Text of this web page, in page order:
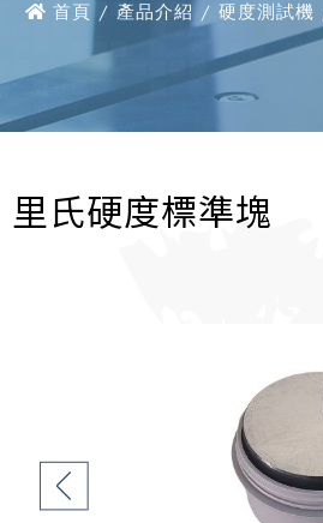
首頁 / 產品介紹 / 硬度測試
里氏硬度標準塊